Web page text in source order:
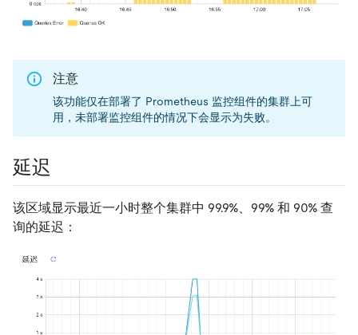
注意
该功能仅在部署了 Prometheus 监控组件的集群上可
用，未部署监控组件的情况下会显示为失败。
延迟
该区域显示最近一小时整个集群中 99.9%、99% 和 90% 查
询的延迟：